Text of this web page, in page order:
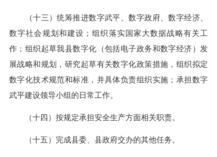
（十三）统筹推进数字武平、数字政府、数字经济、
数字社会规划和建设；组织落实国家大数据战略有关工
作；组织起草我县数字化（包括电子政务和数字经济）发
展战略和规划，研究起草有关数字化政策措施，组织拟定
数字化技术规范和标准，并具体负责组织实施；承担数字
武平建设领导小组的日常工作。
（十四）按规定承担安全生产方面相关职责。
（十五）完成县委、县政府交办的其他任务。